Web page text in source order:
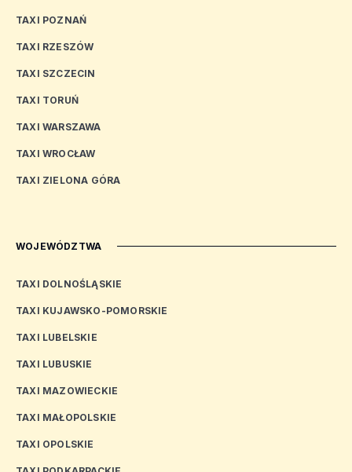
TAXI POZNAŃ
TAXI RZESZÓW
TAXI SZCZECIN
TAXI TORUŃ
TAXI WARSZAWA
TAXI WROCŁAW
TAXI ZIELONA GÓRA
WOJEWÓDZTWA
TAXI DOLNOŚLĄSKIE
TAXI KUJAWSKO-POMORSKIE
TAXI LUBELSKIE
TAXI LUBUSKIE
TAXI MAZOWIECKIE
TAXI MAŁOPOLSKIE
TAXI OPOLSKIE